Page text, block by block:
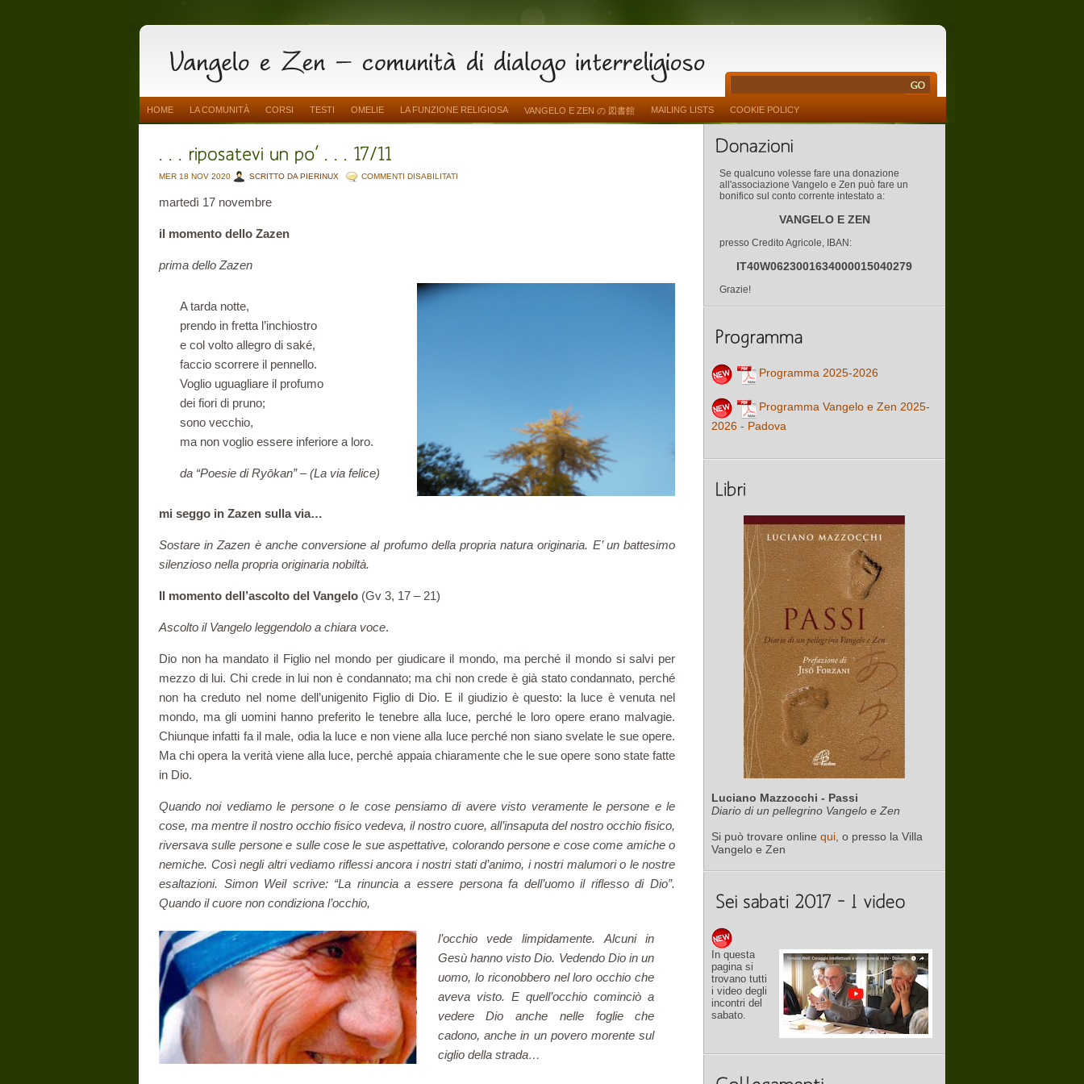
HOME LA COMUNITÀ CORSI TESTI OMELIE LA FUNZIONE RELIGIOSA VANGELO E ZEN の 図書館 MAILING LISTS COOKIE POLICY
MER 18 NOV 2020 SCRITTO DA PIERINUX COMMENTI DISABILITATI
martedì 17 novembre
il momento dello Zazen
prima dello Zazen
A tarda notte,
prendo in fretta l’inchiostro
e col volto allegro di saké,
faccio scorrere il pennello.
Voglio uguagliare il profumo
dei fiori di pruno;
sono vecchio,
ma non voglio essere inferiore a loro.
da “Poesie di Ryōkan” – (La via felice)
mi seggo in Zazen sulla via…
Sostare in Zazen è anche conversione al profumo della propria natura originaria. E’ un battesimo
silenzioso nella propria originaria nobiltà.
Il momento dell’ascolto del Vangelo (Gv 3, 17 – 21)
Ascolto il Vangelo leggendolo a chiara voce.
Dio non ha mandato il Figlio nel mondo per giudicare il mondo, ma perché il mondo si salvi per
mezzo di lui. Chi crede in lui non è condannato; ma chi non crede è già stato condannato, perché
non ha creduto nel nome dell’unigenito Figlio di Dio. E il giudizio è questo: la luce è venuta nel
mondo, ma gli uomini hanno preferito le tenebre alla luce, perché le loro opere erano malvagie.
Chiunque infatti fa il male, odia la luce e non viene alla luce perché non siano svelate le sue opere.
Ma chi opera la verità viene alla luce, perché appaia chiaramente che le sue opere sono state fatte
in Dio.
Quando noi vediamo le persone o le cose pensiamo di avere visto veramente le persone e le
cose, ma mentre il nostro occhio fisico vedeva, il nostro cuore, all’insaputa del nostro occhio fisico,
riversava sulle persone e sulle cose le sue aspettative, colorando persone e cose come amiche o
nemiche. Così negli altri vediamo riflessi ancora i nostri stati d’animo, i nostri malumori o le nostre
esaltazioni. Simon Weil scrive: “La rinuncia a essere persona fa dell’uomo il riflesso di Dio”.
Quando il cuore non condiziona l’occhio,
l’occhio vede limpidamente. Alcuni in
Gesù hanno visto Dio. Vedendo Dio in un
uomo, lo riconobbero nel loro occhio che
aveva visto. E quell’occhio cominciò a
vedere Dio anche nelle foglie che
cadono, anche in un povero morente sul
ciglio della strada…
Se qualcuno volesse fare una donazione
all'associazione Vangelo e Zen può fare un
bonifico sul conto corrente intestato a:
VANGELO E ZEN
presso Credito Agricole, IBAN:
IT40W0623001634000015040279
Grazie!
Programma 2025-2026
Programma Vangelo e Zen 2025-
2026 - Padova
Luciano Mazzocchi - Passi
Diario di un pellegrino Vangelo e Zen
Si può trovare online qui , o presso la Villa
Vangelo e Zen
In questa
pagina si
trovano tutti
i video degli
incontri del
sabato.